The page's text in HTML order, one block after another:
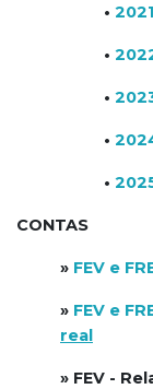
• 2021
•
•
•
•
CONTAS
» FEV e
» FEV e
real
» FEV -